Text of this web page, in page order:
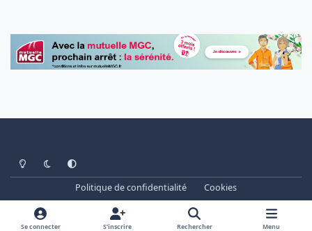
Light ModeDark ModeSystem Preference
Politique de confidentialité
Cookies
www.cheminots.net - Forum Libre depuis 2003
Powered by
Invision Community
Se connecter S’inscrire Rechercher Menu